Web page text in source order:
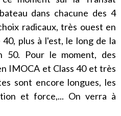
dans chacune des 4
radicaux, très ouest en
plus à l'est, le long de la
50. Pour le moment, des
IMOCA et Class 40 et très
sont encore longues, les
et force,... On verra à